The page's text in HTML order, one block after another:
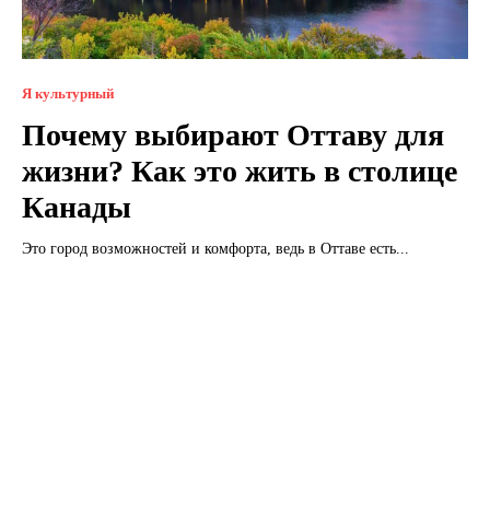
Я культурный
Почему выбирают Оттаву для
жизни? Как это жить в столице
Канады
Это город возможностей и комфорта, ведь в Оттаве есть...